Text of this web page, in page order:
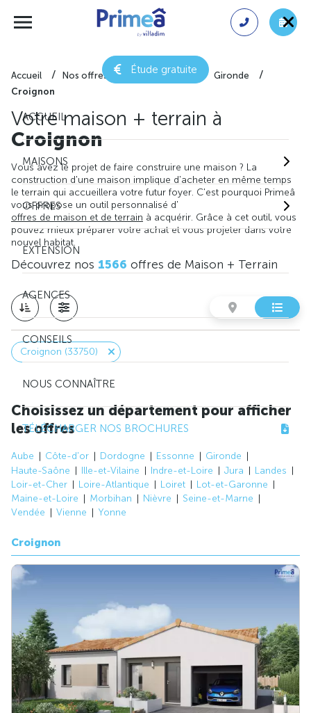
Étude gratuite
ACCUEIL
MAISONS
OFFRES
EXTENSION
AGENCES
CONSEILS
NOUS CONNAÎTRE
TÉLÉCHARGER NOS BROCHURES
Accueil Nos offres de maison + terrain
Gironde
Croignon
Votre maison + terrain à
Croignon
Vous avez le projet de faire construire une maison ? La
construction d'une maison implique d'acheter en même temps
le terrain qui accueillera votre futur foyer. C'est pourquoi Primeâ
vous propose un outil personnalisé d'
offres de maison et de terrain à acquérir. Grâce à cet outil, vous
pouvez mieux préparer votre achat et vous projeter dans votre
nouvel habitat.
Découvrez nos 1566 offres de Maison + Terrain
Croignon (33750)
Choisissez un département pour afficher
les offres
Aube Côte-d'or Dordogne Essonne
Gironde
Haute-Saône
Ille-et-Vilaine Indre-et-Loire Jura
Landes
Loir-et-Cher
Loire-Atlantique Loiret
Lot-et-Garonne
Maine-et-Loire
Morbihan Nièvre
Seine-et-Marne
Vendée
Vienne Yonne
Croignon